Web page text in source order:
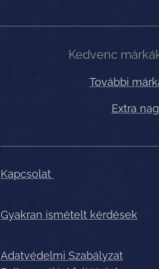
Kedvenc
További
Extra
Kapcsolat
Gyakran ismételt kérdések
Adatvédelmi Szabályzat